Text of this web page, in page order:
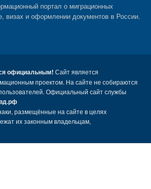
портал о миграционных
визах и оформлении документов в России.
официальным! Сайт является
проектом. На сайте не собираются
Официальный сайт службы
размещённые на сайте в целях
их законным владельцам,